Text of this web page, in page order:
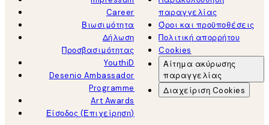
Career
Βιωσιμότητα
Δήλωση
Προσβασιμότητας
YouthiD
Desenio Ambassador
Programme
Art Awards
Είσοδος (Επιχείρηση)
παραγγελίας
Όροι και προϋποθέσεις
Πολιτική απορρήτου
Cookies
Αίτημα ακύρωσης
παραγγελίας
Διαχείριση Cookies